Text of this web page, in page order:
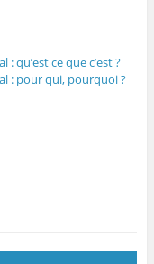
qu’est ce que c’est ?
: pour qui, pourquoi ?